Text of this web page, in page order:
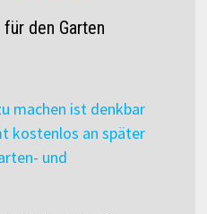
den Garten